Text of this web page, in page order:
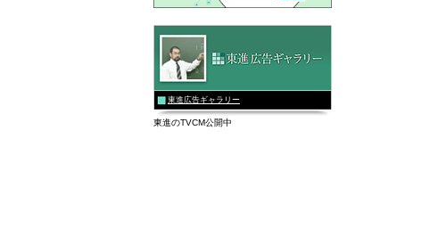
東進広告ギャラリー
東進のTVCM公開中